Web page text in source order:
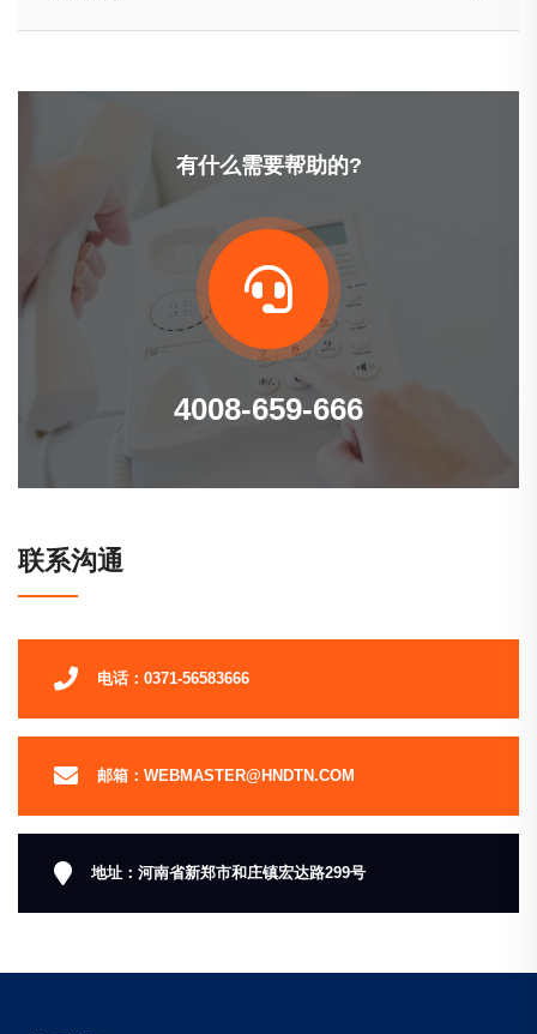
有什么需要帮助的?
4008-659-666
联系沟通
电话：0371-56583666
邮箱：WEBMASTER@HNDTN.COM
地址：河南省新郑市和庄镇宏达路299号